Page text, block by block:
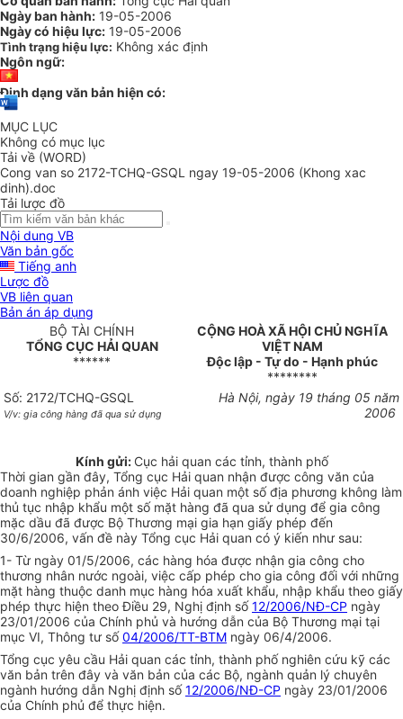
Ngày ban hành: 19-05-2006
Ngày có hiệu lực: 19-05-2006
Tình trạng hiệu lực: Không xác định
Ngôn ngữ:
Định dạng văn bản hiện có:
MỤC LỤC
Không có mục lục
Tải về (WORD)
Cong van so 2172-TCHQ-GSQL ngay 19-05-2006 (Khong xac
dinh).doc
Tải lược đồ
Nội dung VB
Văn bản gốc
Tiếng anh
Lược đồ
VB liên quan
Bản án áp dụng
BỘ TÀI CHÍNH
TỔNG CỤC HẢI QUAN
******
CỘNG HOÀ XÃ HỘI CHỦ NGHĨA
VIỆT NAM
Độc lập - Tự do - Hạnh phúc
********
Số: 2172/TCHQ-GSQL
V/v: gia công hàng đã qua sử dụng
Hà Nội, ngày 19 tháng 05 năm
2006
Kính gửi: Cục hải quan các tỉnh, thành phố
Thời gian gần đây, Tổng cục Hải quan nhận được công văn của
doanh nghiệp phản ánh việc Hải quan một số địa phương không làm
thủ tục nhập khẩu một số mặt hàng đã qua sử dụng để gia công
mặc dầu đã được Bộ Thương mại gia hạn giấy phép đến
30/6/2006, vấn đề này Tổng cục Hải quan có ý kiến như sau:
1- Từ ngày 01/5/2006, các hàng hóa được nhận gia công cho
thương nhân nước ngoài, việc cấp phép cho gia công đối với những
mặt hàng thuộc danh mục hàng hóa xuất khẩu, nhập khẩu theo giấy
phép thực hiện theo Điều 29, Nghị định số12/2006/NĐ-CP ngày
23/01/2006 của Chính phủ và hướng dẫn của Bộ Thương mại tại
mục VI, Thông tư số04/2006/TT-BTM ngày 06/4/2006.
Tổng cục yêu cầu Hải quan các tỉnh, thành phố nghiên cứu kỹ các
văn bản trên đây và văn bản của các Bộ, ngành quản lý chuyên
ngành hướng dẫn Nghị định số12/2006/NĐ-CP ngày 23/01/2006
của Chính phủ để thực hiện.